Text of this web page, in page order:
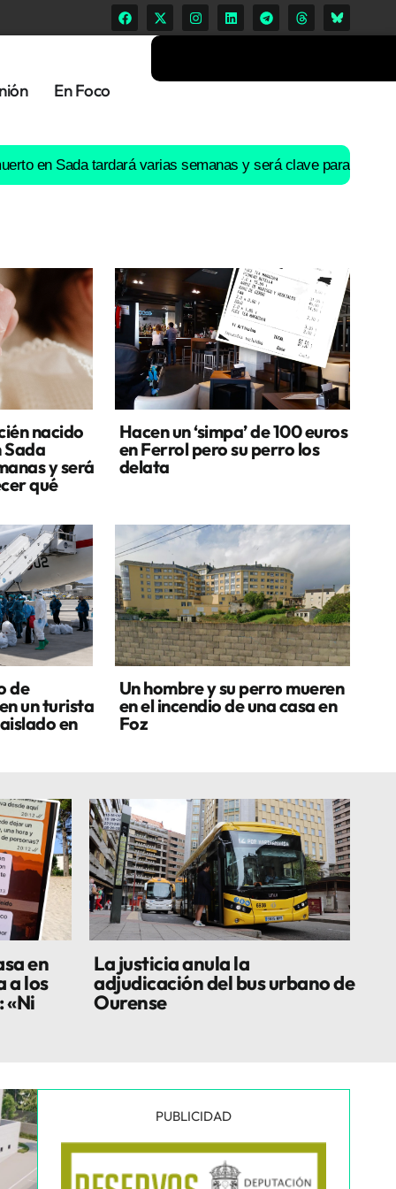
En Foco
tardará varias semanas y será clave para esclarecer qué
nacido
Sada
y será
qué
Hacen un ‘simpa’ de 100 euros
en Ferrol pero su perro los
delata
de
un turista
en
Un hombre y su perro mueren
en el incendio de una casa en
Foz
en
a los
«Ni
La justicia anula la
adjudicación del bus urbano de
Ourense
PUBLICIDAD